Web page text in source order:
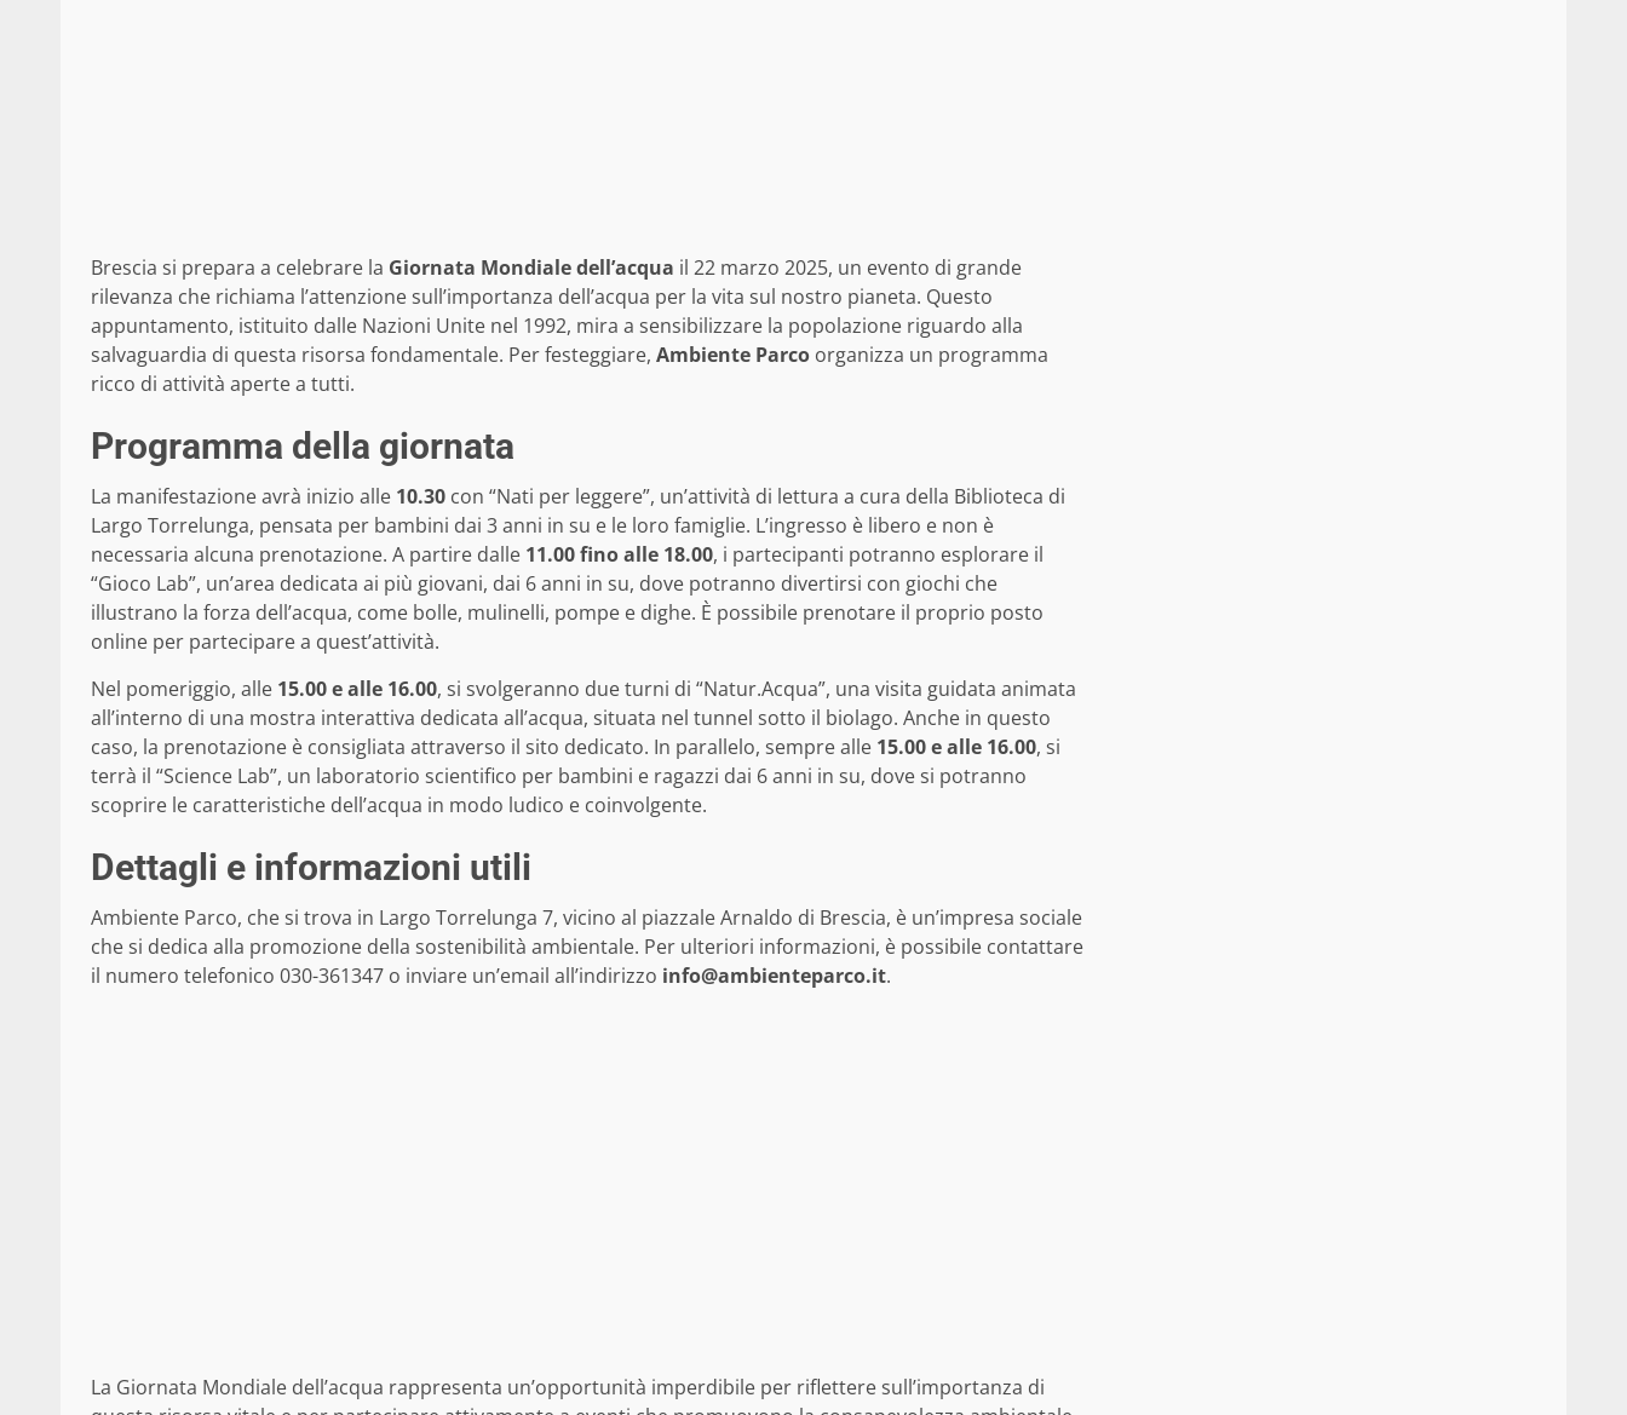
Brescia si prepara a celebrare la Giornata Mondiale dell’acqua il 22 marzo 2025, un evento di grande
rilevanza che richiama l’attenzione sull’importanza dell’acqua per la vita sul nostro pianeta. Questo
appuntamento, istituito dalle Nazioni Unite nel 1992, mira a sensibilizzare la popolazione riguardo alla
salvaguardia di questa risorsa fondamentale. Per festeggiare, Ambiente Parco organizza un programma
ricco di attività aperte a tutti.
Programma della giornata
La manifestazione avrà inizio alle 10.30 con “Nati per leggere”, un’attività di lettura a cura della Biblioteca di
Largo Torrelunga, pensata per bambini dai 3 anni in su e le loro famiglie. L’ingresso è libero e non è
necessaria alcuna prenotazione. A partire dalle 11.00 fino alle 18.00, i partecipanti potranno esplorare il
“Gioco Lab”, un’area dedicata ai più giovani, dai 6 anni in su, dove potranno divertirsi con giochi che
illustrano la forza dell’acqua, come bolle, mulinelli, pompe e dighe. È possibile prenotare il proprio posto
online per partecipare a quest’attività.
Nel pomeriggio, alle 15.00 e alle 16.00, si svolgeranno due turni di “Natur.Acqua”, una visita guidata animata
all’interno di una mostra interattiva dedicata all’acqua, situata nel tunnel sotto il biolago. Anche in questo
caso, la prenotazione è consigliata attraverso il sito dedicato. In parallelo, sempre alle 15.00 e alle 16.00, si
terrà il “Science Lab”, un laboratorio scientifico per bambini e ragazzi dai 6 anni in su, dove si potranno
scoprire le caratteristiche dell’acqua in modo ludico e coinvolgente.
Dettagli e informazioni utili
Ambiente Parco, che si trova in Largo Torrelunga 7, vicino al piazzale Arnaldo di Brescia, è un’impresa sociale
che si dedica alla promozione della sostenibilità ambientale. Per ulteriori informazioni, è possibile contattare
il numero telefonico 030-361347 o inviare un’email all’indirizzo info@ambienteparco.it.
La Giornata Mondiale dell’acqua rappresenta un’opportunità imperdibile per riflettere sull’importanza di